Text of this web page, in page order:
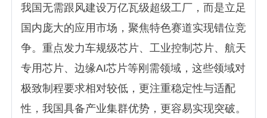
我国无需跟风建设万亿瓦级超级工厂，而是立足
国内庞大的应用市场，聚焦特色赛道实现错位竞
争。重点发力车规级芯片、工业控制芯片、航天
专用芯片、边缘AI芯片等刚需领域，这些领域对
极致制程要求相对较低，更注重稳定性与适配
性，我国具备产业集群优势，更容易实现突破。